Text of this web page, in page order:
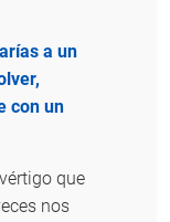
a un
con un
que
nos